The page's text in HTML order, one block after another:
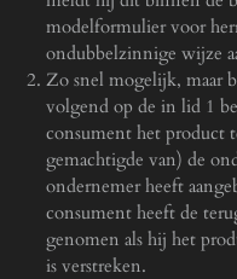
modelformulier voor
ondubbelzinnige wijze
Zo snel mogelijk, maar
volgend op de in lid 1
consument het product
gemachtigde van) de
ondernemer heeft
consument heeft de
genomen als hij het
is verstreken.